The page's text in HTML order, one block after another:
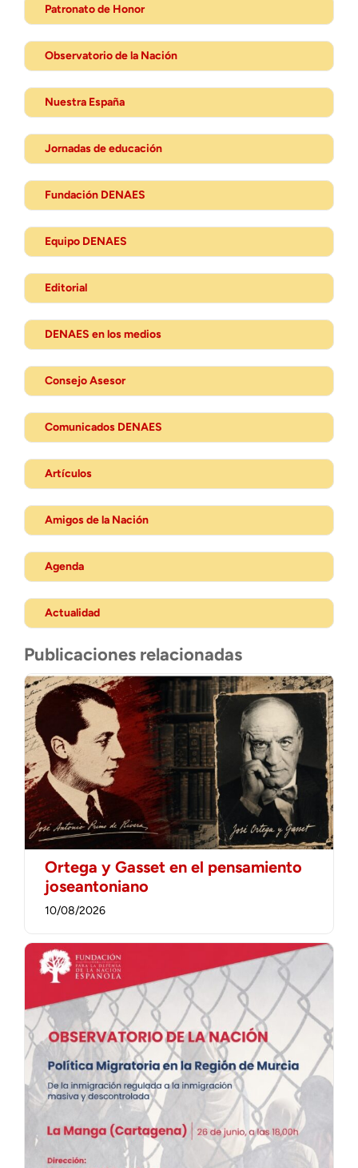
Patronato de Honor
Observatorio de la Nación
Nuestra España
Jornadas de educación
Fundación DENAES
Equipo DENAES
Editorial
DENAES en los medios
Consejo Asesor
Comunicados DENAES
Artículos
Amigos de la Nación
Agenda
Actualidad
Publicaciones relacionadas
Ortega y Gasset en el pensamiento
joseantoniano
10/08/2026